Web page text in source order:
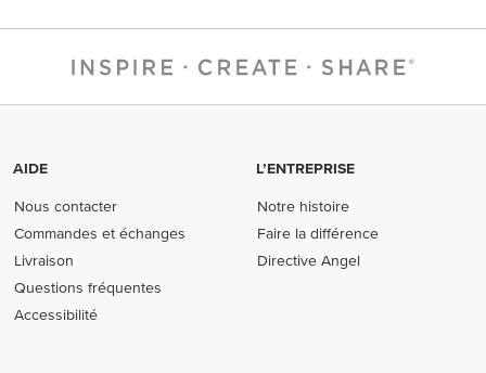
AIDE
Nous contacter
Commandes et échanges
Livraison
Questions fréquentes
Accessibilité
L’ENTREPRISE
Notre histoire
Faire la différence
Directive Angel